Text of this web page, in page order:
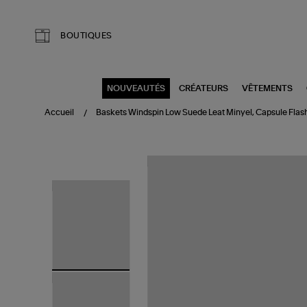
BOUTIQUES
NOUVEAUTÉS CRÉATEURS VÊTEMENTS
Accueil Baskets Windspin Low Suede Leat Minyel, Capsule